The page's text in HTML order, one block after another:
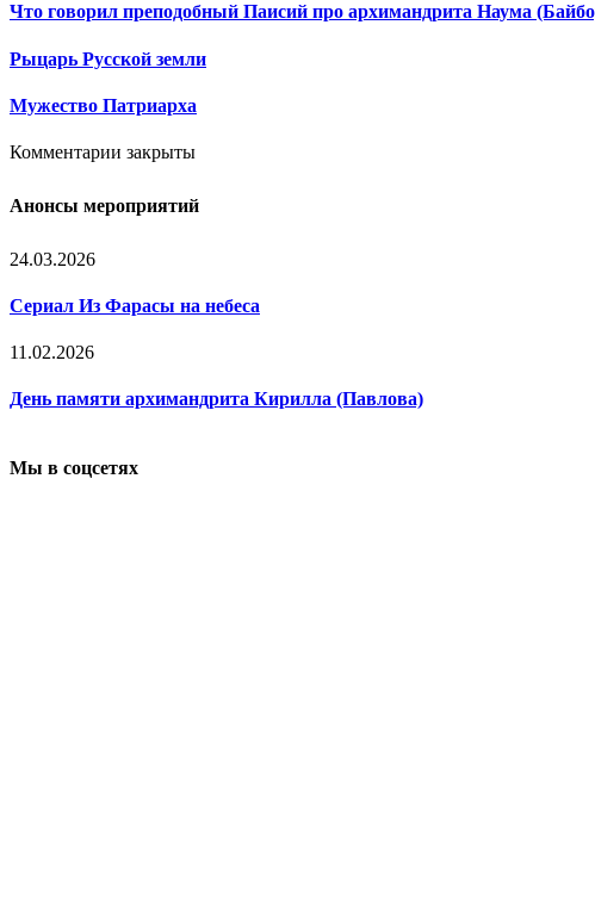
Что говорил преподобный Паисий про архимандрита Наума
Рыцарь Русской земли
Мужество Патриарха
Комментарии закрыты
Анонсы мероприятий
24.03.2026
Сериал Из Фарасы на небеса
11.02.2026
День памяти архимандрита Кирилла (Павлова)
Мы в соцсетях